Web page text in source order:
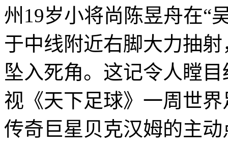
州19岁小将尚陈昱舟在“
于中线附近右脚大力抽
坠入死角。这记令人瞠
视《天下足球》一周世
传奇巨星贝克汉姆的主动